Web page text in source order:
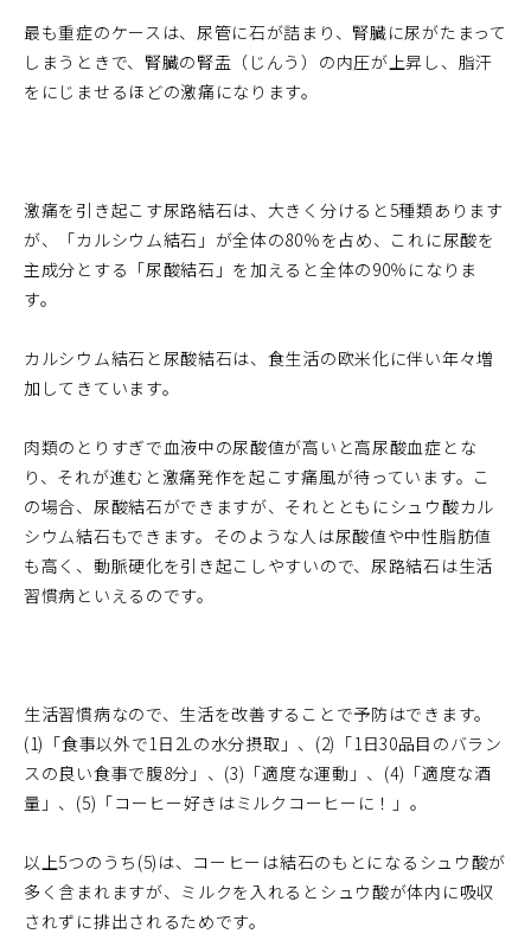
最も重症のケースは、尿管に石が詰まり、腎臓に尿がたまって
しまうときで、腎臓の腎盂（じんう）の内圧が上昇し、脂汗
をにじませるほどの激痛になります。
激痛を引き起こす尿路結石は、大きく分けると5種類あります
が、「カルシウム結石」が全体の80％を占め、これに尿酸を
主成分とする「尿酸結石」を加えると全体の90％になりま
す。
カルシウム結石と尿酸結石は、食生活の欧米化に伴い年々増
加してきています。
肉類のとりすぎで血液中の尿酸値が高いと高尿酸血症とな
り、それが進むと激痛発作を起こす痛風が待っています。こ
の場合、尿酸結石ができますが、それとともにシュウ酸カル
シウム結石もできます。そのような人は尿酸値や中性脂肪値
も高く、動脈硬化を引き起こしやすいので、尿路結石は生活
習慣病といえるのです。
生活習慣病なので、生活を改善することで予防はできます。
(1)「食事以外で1日2Lの水分摂取」、(2)「1日30品目のバラン
スの良い食事で腹8分」、(3)「適度な運動」、(4)「適度な酒
量」、(5)「コーヒー好きはミルクコーヒーに！」。
以上5つのうち(5)は、コーヒーは結石のもとになるシュウ酸が
多く含まれますが、ミルクを入れるとシュウ酸が体内に吸収
されずに排出されるためです。